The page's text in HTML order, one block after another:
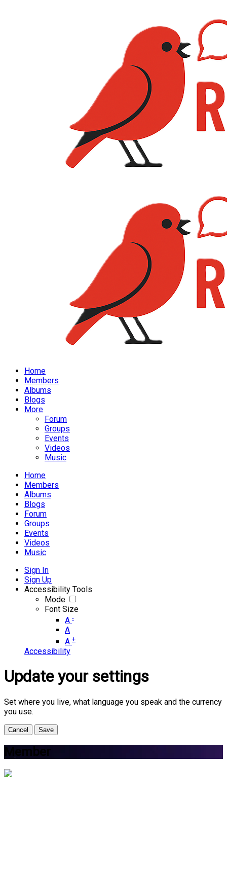
Home
Members
Albums
Blogs
More
Forum
Groups
Events
Videos
Music
Home
Members
Albums
Blogs
Forum
Groups
Events
Videos
Music
Sign In
Sign Up
Accessibility Tools
Mode
Font Size
A -
A
A +
Accessibility
Update your settings
Set where you live, what language you speak and the currency
you use.
Cancel Save
Member